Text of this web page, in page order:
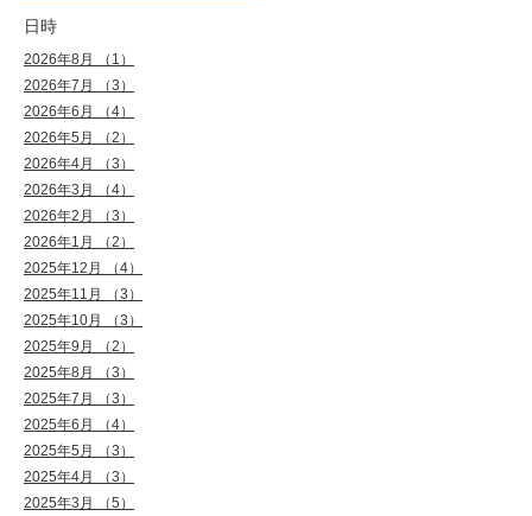
日時
2026年8月 （1）
2026年7月 （3）
2026年6月 （4）
2026年5月 （2）
2026年4月 （3）
2026年3月 （4）
2026年2月 （3）
2026年1月 （2）
2025年12月 （4）
2025年11月 （3）
2025年10月 （3）
2025年9月 （2）
2025年8月 （3）
2025年7月 （3）
2025年6月 （4）
2025年5月 （3）
2025年4月 （3）
2025年3月 （5）